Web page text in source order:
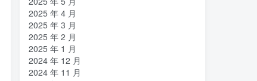
2025 年 4 月
2025 年 3 月
2025 年 2 月
2025 年 1 月
2024 年 12 月
2024 年 11 月